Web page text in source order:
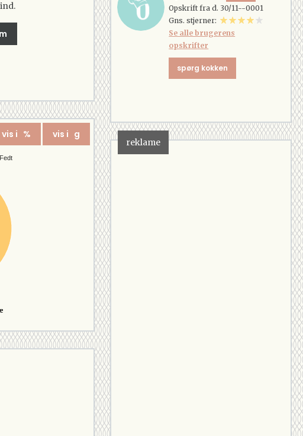
vis i % vis i g
Fedt
Opskrift fra d. 30/11--0001
Gns. stjerner:
Se alle brugerens
opskrifter
spørg kokken
reklame